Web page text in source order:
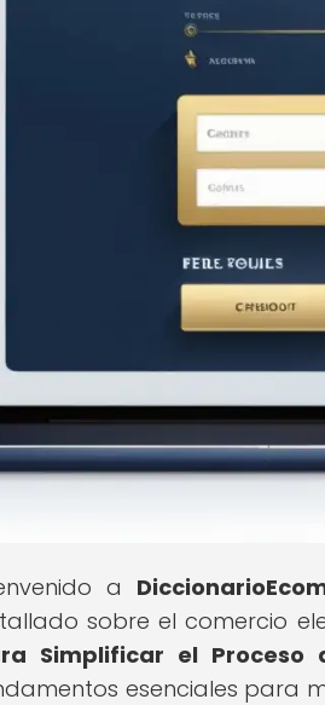
a
sobre el comercio
Simplificar el Proceso
esenciales para